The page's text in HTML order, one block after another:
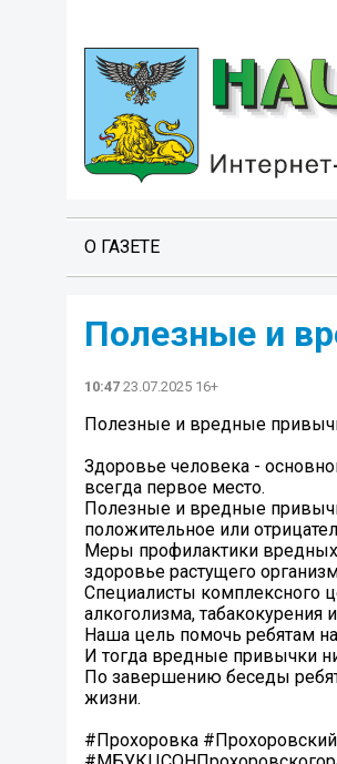
О ГАЗЕТЕ
Полезные и
10:47 23.07.2025 16+
Полезные и вредные
Здоровье человека -
всегда первое место.
Полезные и вредные
положительное или
Меры профилактики
здоровье растущего
Специалисты комплексного
алкоголизма, табакокурения
Наша цель помочь ребятам
И тогда вредные привычки
По завершению беседы
жизни.
#Прохоровка